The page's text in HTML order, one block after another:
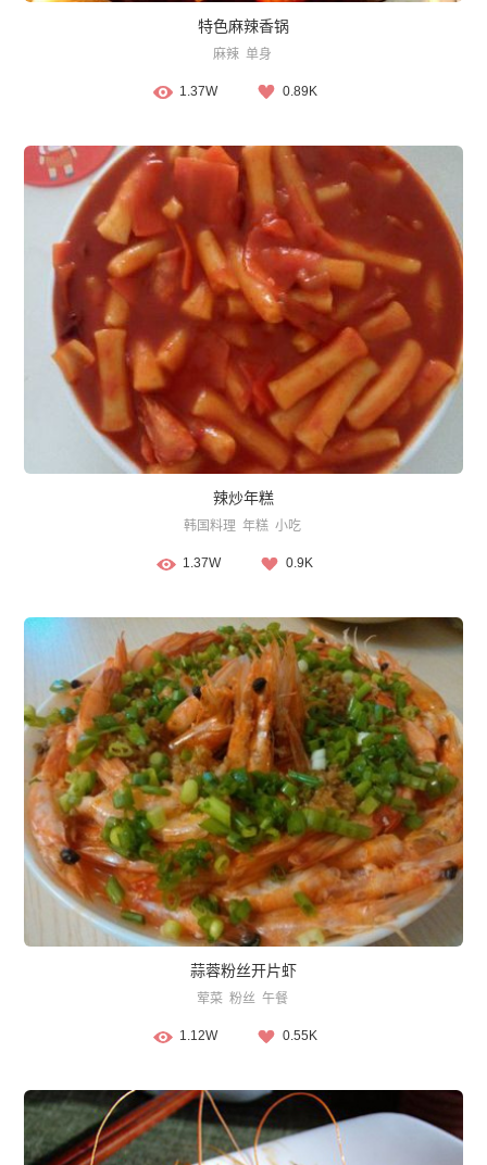
特色麻辣香锅
麻辣 单身
1.37W 0.89K
辣炒年糕
韩国料理 年糕 小吃
1.37W 0.9K
蒜蓉粉丝开片虾
荤菜 粉丝 午餐
1.12W 0.55K